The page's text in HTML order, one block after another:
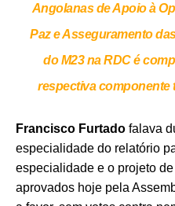
Angolanas de Apoio à
Paz e Asseguramento
do M23 na RDC é
respectiva componente
Francisco Furtado falava
especialidade do relatório
especialidade e o projeto
aprovados hoje pela